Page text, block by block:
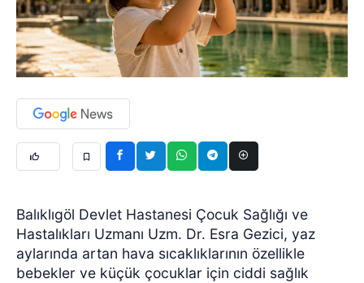
Balıklıgöl Devlet Hastanesi Çocuk Sağlığı ve
Hastalıkları Uzmanı Uzm. Dr. Esra Gezici, yaz
aylarında artan hava sıcaklıklarının özellikle
bebekler ve küçük çocuklar için ciddi sağlık